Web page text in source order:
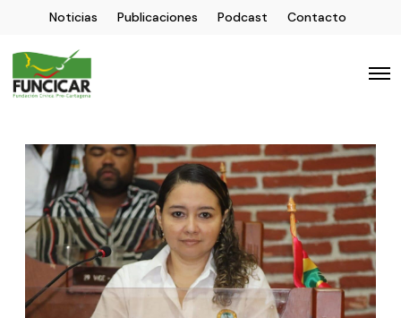
Noticias Publicaciones Podcast Contacto